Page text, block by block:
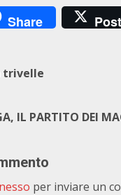
Share Post
trivelle
IL PARTITO DEI
per inviare un